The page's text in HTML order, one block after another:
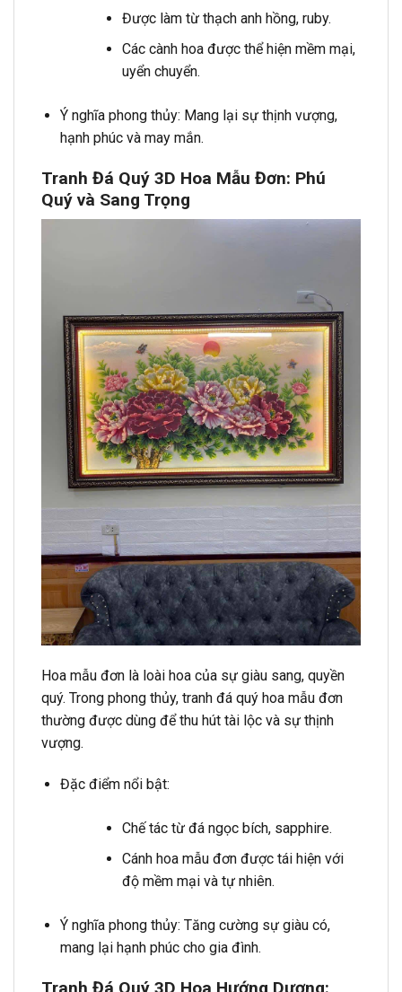
Được làm từ thạch anh hồng, ruby.
Các cành hoa được thể hiện mềm mại,
uyển chuyển.
Ý nghĩa phong thủy: Mang lại sự thịnh vượng,
hạnh phúc và may mắn.
Tranh Đá Quý 3D Hoa Mẫu Đơn: Phú
Quý và Sang Trọng
Hoa mẫu đơn là loài hoa của sự giàu sang, quyền
quý. Trong phong thủy, tranh đá quý hoa mẫu đơn
thường được dùng để thu hút tài lộc và sự thịnh
vượng.
Đặc điểm nổi bật:
Chế tác từ đá ngọc bích, sapphire.
Cánh hoa mẫu đơn được tái hiện với
độ mềm mại và tự nhiên.
Ý nghĩa phong thủy: Tăng cường sự giàu có,
mang lại hạnh phúc cho gia đình.